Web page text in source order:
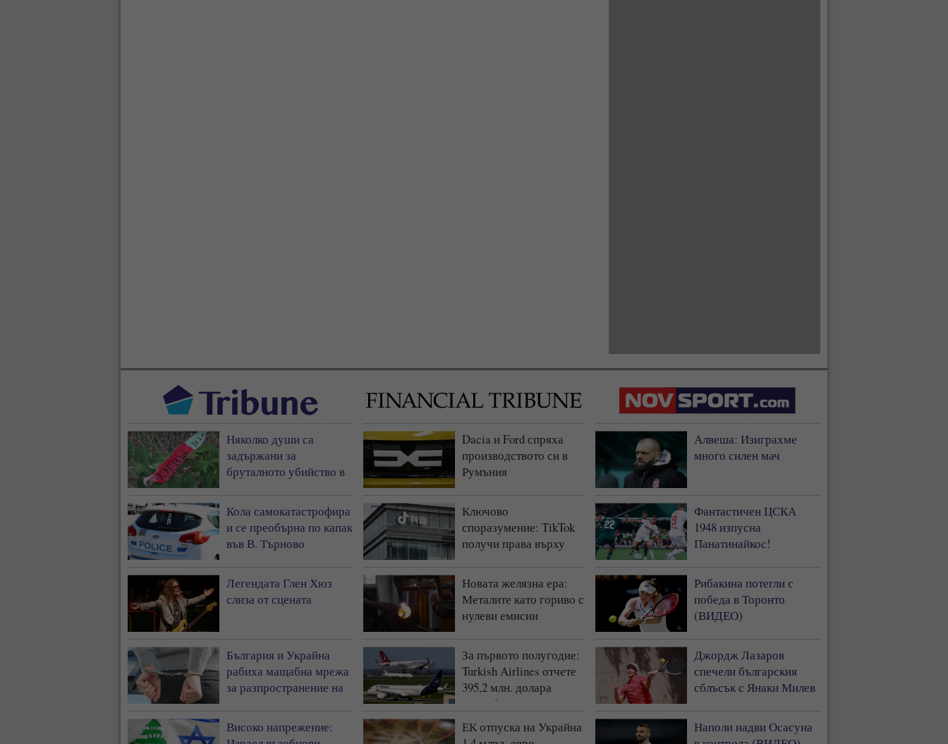
Няколко души са
задържани за
бруталното убийство в
Кола самокатастрофира
и се преобърна по капак
във В. Търново
Легендата Глен Хюз
слиза от сцената
България и Украйна
рабиха мащабна мрежа
за разпространение на
Високо напрежение:
Dacia и Ford спряха
производството си в
Румъния
Ключово
споразумение: TikTok
получи права върху
продукции на Disney
Новата желязна ера:
Металите като гориво с
нулеви емисии
За първото полугодие:
Turkish Airlines отчете
395,2 млн. долара
печалба
ЕК отпуска на Украйна
Алвеша: Изиграхме
много силен мач
Фантастичен ЦСКА
1948 изпусна
Панатинайкос!
(ВИДЕО)
Рибакина потегли с
победа в Торонто
(ВИДЕО)
Джордж Лазаров
спечели българския
сблъсък с Янаки Милев
Наполи надви Осасуна